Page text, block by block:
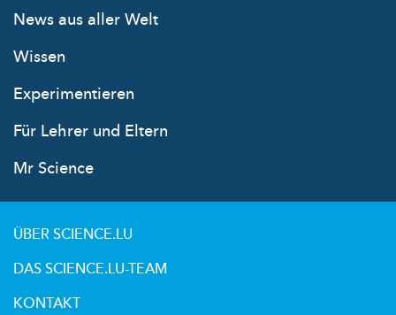
News aus aller Welt
Wissen
Experimentieren
Für Lehrer und Eltern
Mr Science
ÜBER SCIENCE.LU
DAS SCIENCE.LU-TEAM
KONTAKT